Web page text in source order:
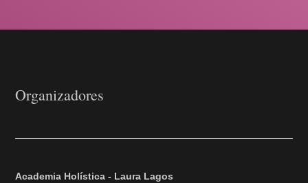
Organizadores
Academia Holística - Laura Lagos